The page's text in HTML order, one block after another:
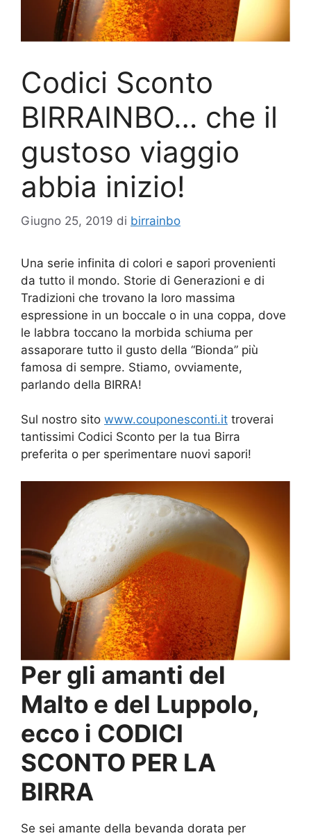
Codici Sconto
BIRRAINBO… che il
gustoso viaggio
abbia inizio!
Giugno 25, 2019 di birrainbo
Una serie infinita di colori e sapori provenienti
da tutto il mondo. Storie di Generazioni e di
Tradizioni che trovano la loro massima
espressione in un boccale o in una coppa, dove
le labbra toccano la morbida schiuma per
assaporare tutto il gusto della “Bionda” più
famosa di sempre. Stiamo, ovviamente,
parlando della BIRRA!
Sul nostro sito www.couponesconti.it troverai
tantissimi Codici Sconto per la tua Birra
preferita o per sperimentare nuovi sapori!
Per gli amanti del
Malto e del Luppolo,
ecco i CODICI
SCONTO PER LA
BIRRA
Se sei amante della bevanda dorata per